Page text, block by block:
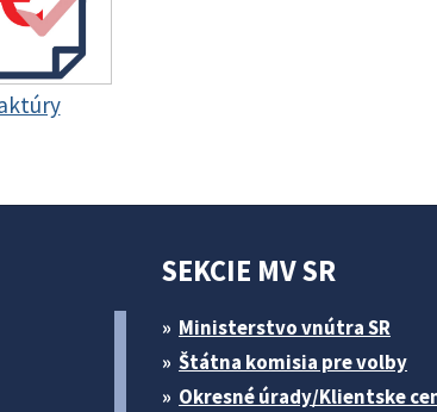
SEKCIE MV SR
Ministerstvo vnútra SR
Štátna komisia pre volby
Okresné úrady/Klientske